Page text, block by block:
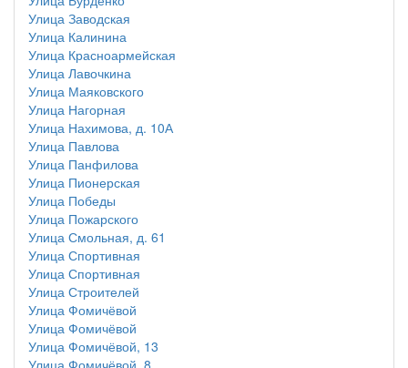
Улица Заводская
Улица Калинина
Улица Красноармейская
Улица Лавочкина
Улица Маяковского
Улица Нагорная
Улица Нахимова, д. 10А
Улица Павлова
Улица Панфилова
Улица Пионерская
Улица Победы
Улица Пожарского
Улица Смольная, д. 61
Улица Спортивная
Улица Спортивная
Улица Строителей
Улица Фомичёвой
Улица Фомичёвой
Улица Фомичёвой, 13
Улица Фомичёвой, 8